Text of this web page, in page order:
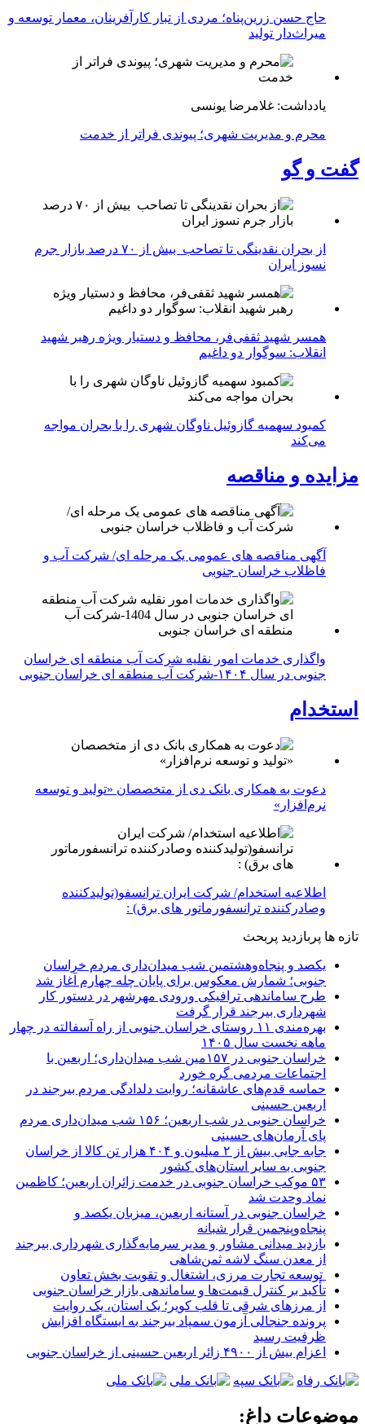
حاج حسن زرین‌پناه؛ مردی از تبار کارآفرینان، معمار توسعه و
میراث‌دار تولید
یادداشت: غلامرضا یونسی
محرم و مدیریت شهری؛ پیوندی فراتر از خدمت
گفت و گو
از بحران نقدینگی تا تصاحب بیش از ۷۰ درصد بازار جرم
نسوز ایران
همسر شهید ثقفی‌فر، محافظ و دستیار ویژه رهبر شهید
انقلاب: سوگوار دو داغیم
کمبود سهمیه گازوئیل ناوگان شهری را با بحران مواجه
می‌کند
مزایده و مناقصه
آگهی مناقصه های عمومی یک مرحله ای/ شرکت آب و
فاظلاب خراسان جنوبی
واگذاری خدمات امور نقلیه شرکت آب منطقه ای خراسان
جنوبی در سال ۱۴۰۴-شرکت آب منطقه ای خراسان جنوبی
استخدام
دعوت به همکاری بانک دی از متخصصان «تولید و توسعه
نرم‌افزار»
اطلاعیه استخدام/ شرکت ایران ترانسفو(تولیدکننده
وصادرکننده ترانسفورماتور های برق) :
تازه ها پربازدید پربحث
یکصد و پنجاه‌وهشتمین شب میدان‌داری مردم خراسان
جنوبی؛ شمارش معکوس برای پایان چله چهارم آغاز شد
طرح ساماندهی ترافیکی ورودی مهرشهر در دستور کار
شهرداری بیرجند قرار گرفت
بهره‌مندی ۱۱ روستای خراسان جنوبی از راه آسفالته در چهار
ماهه نخست سال ۱۴۰۵
خراسان جنوبی در ۱۵۷مین شب میدان‌داری؛ اربعین با
اجتماعات مردمی گره خورد
حماسه قدم‌های عاشقانه؛ روایت دلدادگی مردم بیرجند در
اربعین حسینی
خراسان جنوبی در شب اربعین؛ ۱۵۶ شب میدان‌داری مردم
پای آرمان‌های حسینی
جابه جایی بیش از ۲ میلیون و ۴۰۴ هزار تن کالا از خراسان
جنوبی به سایر استان‌های کشور
۵۳ موکب خراسان جنوبی در خدمت زائران اربعین؛ کاظمین
نماد وحدت شد
خراسان جنوبی در آستانه اربعین، میزبان یکصد و
پنجاه‌وپنجمین قرار شبانه
بازدید میدانی مشاور و مدیر سرمایه‌گذاری شهرداری بیرجند
از معدن سنگ لاشه ثمن‌شاهی
توسعه تجارت مرزی، اشتغال و تقویت بخش تعاون
تأکید بر کنترل قیمت‌ها و ساماندهی بازار خراسان جنوبی
از مرزهای شرقی تا قلب کویر؛ یک استان، یک روایت
پرونده جنجالی آزمون سمپاد بیرجند به ایستگاه افزایش
ظرفیت رسید
اعزام بیش از ۴۹۰۰ زائر اربعین حسینی از خراسان جنوبی
موضوعات داغ: